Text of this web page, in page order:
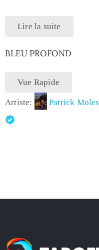
Lire la suite
BLEU PROFOND
Vue Rapide
Artiste: Patrick Moles